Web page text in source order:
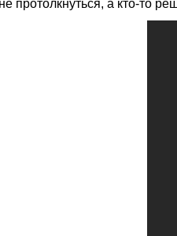
протолкнуться, а кто-то